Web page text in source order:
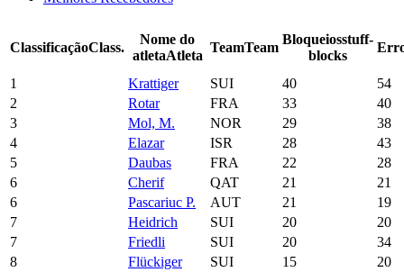
ClassificaçãoClass.
Nome do
atletaAtleta
TeamTeam
Bloqueiosstuff-
blocks
1 Krattiger SUI 40
54
2
Rotar FRA 33
40
3
Mol, M. NOR 29
38
4
Elazar ISR 28
43
5
Daubas FRA 22
28
6
Cherif QAT 21
21
6
Pascariuc P. AUT 21
19
7
Heidrich SUI 20
20
7
Friedli SUI 20
34
8
Flückiger SUI 15
20